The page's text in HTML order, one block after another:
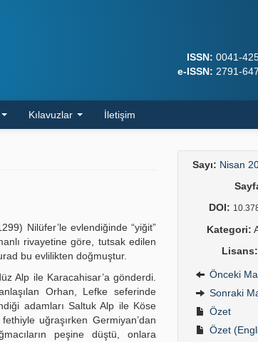
ISSN: 0041-
e-ISSN: 2791-
Kılavuzlar İletişim
Nilüfer’le evlendiğinde “yiğit”
rivayetine göre, tutsak edilen
bu evlilikten doğmuştur.
Alp ile Karacahisar’a gönderdi.
Orhan, Lefke seferinde
adamları Saltuk Alp ile Köse
uğraşırken Germiyan’dan
peşine düştü, onlara
Sayı: Nisan
DOI:
Kategori:
Lisans:
Önceki
Sonraki
Özet
Özet